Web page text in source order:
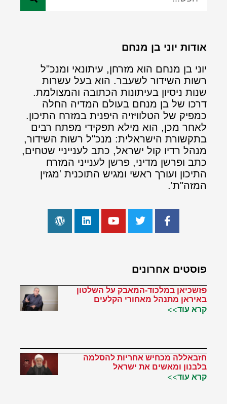
אודות יוני בן מנחם
יוני בן מנחם הוא מזרחן, עיתונאי ומנכ"ל
רשות השידור לשעבר. הוא בעל עשרות
שנות ניסיון בעיתונות הכתובה והמצולמת.
דרכו של בן מנחם בעולם המדיה החלה
כמפיק של הטלוויזיה היפנית במזרח התיכון.
לאחר מכן, הוא מילא תפקידי מפתח רבים
בתקשורת הישראלית: מנכ"ל רשות השידור,
מנהל רדיו קול ישראל, כתב לענייניי שטחים,
כתב ופרשן מדיני, פרשן לענייני המזרח
התיכון ועורך ראשי ומגיש התוכנית 'מגזין
המזה"ת'.
פוסטים אחרונים
פזשכיאן במלכוד-המאבק על השלטון
באיראן מתנהל מאחורי הקלעים
קרא עוד>>
חזבאללה מכחיש אחריות להסלמה
בלבנון ומאשים את ישראל
קרא עוד>>